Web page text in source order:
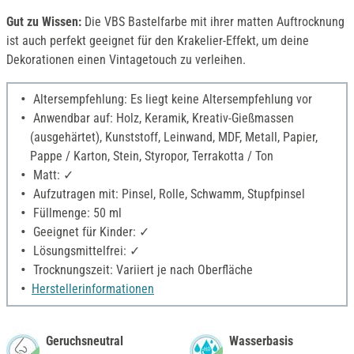
Gut zu Wissen: Die VBS Bastelfarbe mit ihrer matten Auftrocknung
ist auch perfekt geeignet für den Krakelier-Effekt, um deine
Dekorationen einen Vintagetouch zu verleihen.
Altersempfehlung: Es liegt keine Altersempfehlung vor
Anwendbar auf: Holz, Keramik, Kreativ-Gießmassen
(ausgehärtet), Kunststoff, Leinwand, MDF, Metall, Papier,
Pappe / Karton, Stein, Styropor, Terrakotta / Ton
Matt: ✓
Aufzutragen mit: Pinsel, Rolle, Schwamm, Stupfpinsel
Füllmenge: 50 ml
Geeignet für Kinder: ✓
Lösungsmittelfrei: ✓
Trocknungszeit: Variiert je nach Oberfläche
Herstellerinformationen
Geruchsneutral Wasserbasis